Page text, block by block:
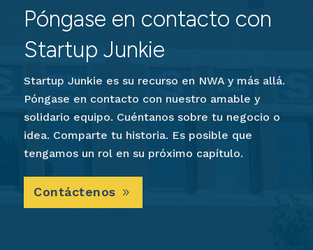
Póngase en contacto con
Startup Junkie
Startup Junkie es su recurso en NWA y más allá.
Póngase en contacto con nuestro amable y
solidario equipo. Cuéntanos sobre tu negocio o
idea. Comparte tu historia. Es posible que
tengamos un rol en su próximo capítulo.
Contáctenos